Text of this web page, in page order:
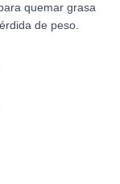
quemar grasa
de peso.